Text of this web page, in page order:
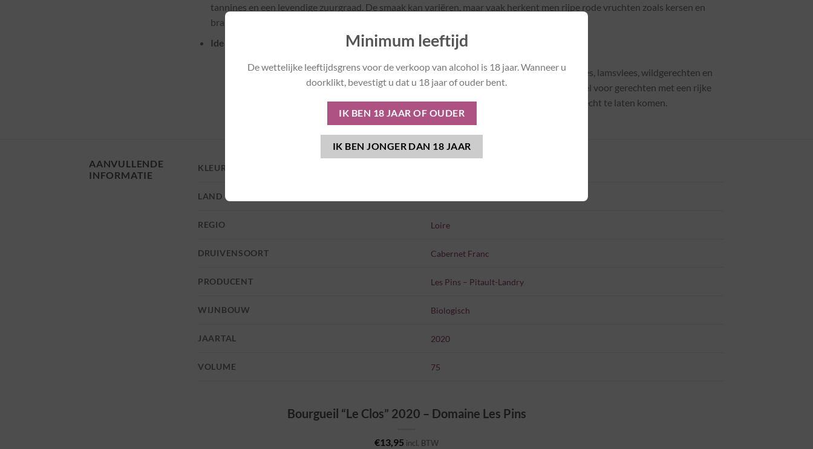
tannines en een levendige zuurgraad. De smaak kan variëren, maar vaak herkent men rijpe rode vruchten zoals kersen en
bramen, aangevuld met kruidige tonen en een aangename afdronk.
Ideale foodpairing:
De “Cuvée Vieilles Vignes” Bourgueil gaat uitstekend samen met gegrild rood vlees, lamsvlees, wildgerechten en
harde kazen. De stevige structuur en smaakrijkdom maken het een ideale metgezel voor gerechten met een rijke
smaak. Serveer de wijn op de juiste temperatuur om de aroma’s volledig tot hun recht te laten komen.
AANVULLENDE
INFORMATIE
KLEUR
LAND
REGIO Loire
DRUIVENSOORT Cabernet Franc
PRODUCENT Les Pins – Pitault-Landry
WIJNBOUW Biologisch
JAARTAL 2020
VOLUME 75
Bourgueil “Le Clos” 2020 – Domaine Les Pins
€13,95 incl. BTW
Minimum leeftijd
De wettelijke leeftijdsgrens voor de verkoop van alcohol is 18 jaar. Wanneer u
doorklikt, bevestigt u dat u 18 jaar of ouder bent.